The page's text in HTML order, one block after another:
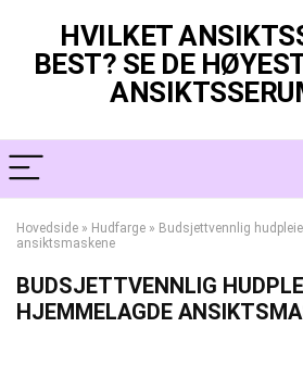
HVILKET
BEST? SE DE
Hovedside » Hudfarge » Budsjettvennlig
ansiktsmaskene
BUDSJETTVENNLIG
HJEMMELAGDE